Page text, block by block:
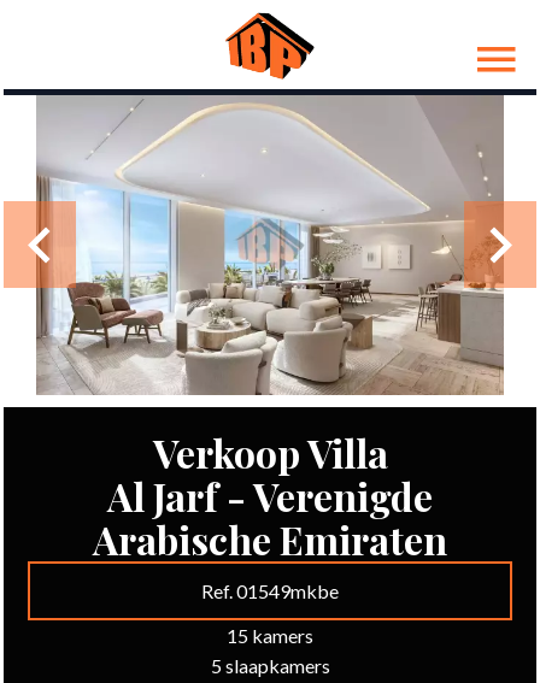
Verkoop Villa
Al Jarf - Verenigde
Arabische Emiraten
Ref. 01549mkbe
15 kamers
5 slaapkamers